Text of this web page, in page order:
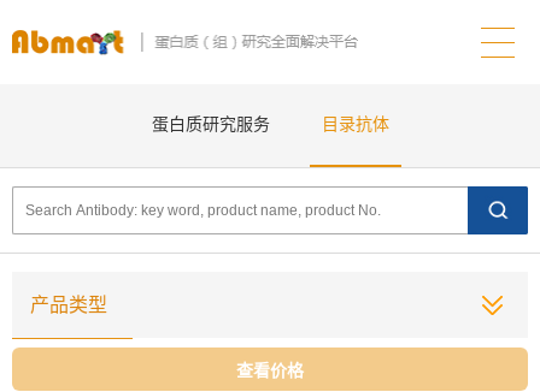
蛋白质研究服务 目录抗体
产品类型
查看价格